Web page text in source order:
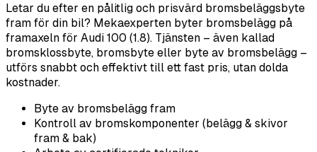
Letar du efter en pålitlig och prisvärd bromsbeläggsbyte
fram för din bil? Mekaexperten byter bromsbelägg på
framaxeln för Audi 100 (1.8). Tjänsten – även kallad
bromsklossbyte, bromsbyte eller byte av bromsbelägg –
utförs snabbt och effektivt till ett fast pris, utan dolda
kostnader.
Byte av bromsbelägg fram
Kontroll av bromskomponenter (belägg & skivor
fram & bak)